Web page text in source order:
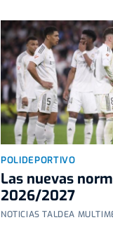
POLIDEPORTIVO
Las nuevas
2026/2027
NOTICIAS TALDEA